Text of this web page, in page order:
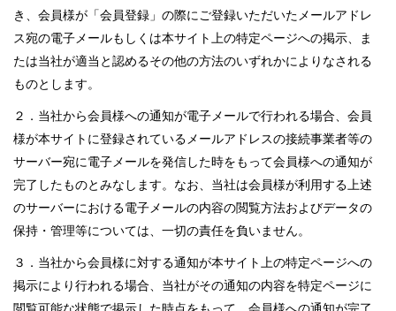
き、会員様が「会員登録」の際にご登録いただいたメールアドレ
ス宛の電子メールもしくは本サイト上の特定ページへの掲示、ま
たは当社が適当と認めるその他の方法のいずれかによりなされる
ものとします。
２．当社から会員様への通知が電子メールで行われる場合、会員
様が本サイトに登録されているメールアドレスの接続事業者等の
サーバー宛に電子メールを発信した時をもって会員様への通知が
完了したものとみなします。なお、当社は会員様が利用する上述
のサーバーにおける電子メールの内容の閲覧方法およびデータの
保持・管理等については、一切の責任を負いません。
３．当社から会員様に対する通知が本サイト上の特定ページへの
掲示により行われる場合、当社がその通知の内容を特定ページに